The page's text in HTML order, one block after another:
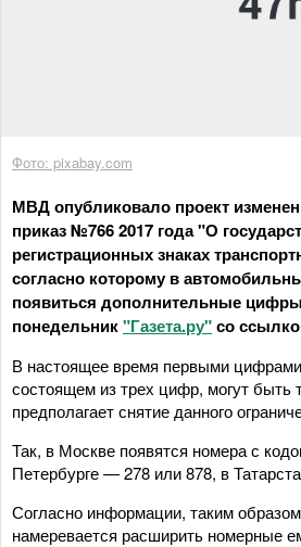
Фото: pixabay.com
МВД опубликовало проект
приказ №766 2017 года "О
регистрационных знаках
согласно которому в
появиться дополнительные
понедельник"Газета.ру"со
В настоящее время первыми цифрами
состоящем из трех цифр, могут быть
предполагает снятие данного
Так, в Москве появятся номера с
Петербурге — 278 или 878, в
Согласно информации, таким
намеревается расширить номерные